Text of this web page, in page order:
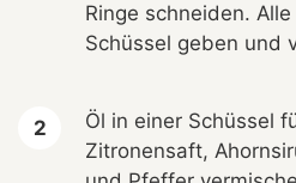
Ringe schneiden.
Schüssel geben und
Öl in einer Schüssel
Zitronensaft,